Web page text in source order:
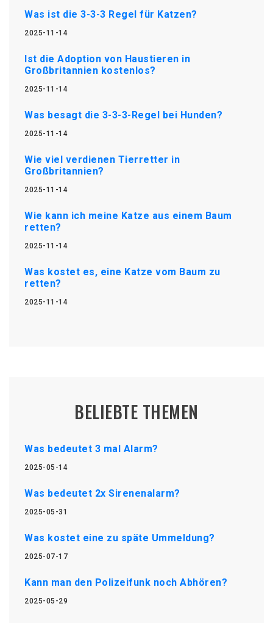
Was ist die 3-3-3 Regel für Katzen?
2025-11-14
Ist die Adoption von Haustieren in
Großbritannien kostenlos?
2025-11-14
Was besagt die 3-3-3-Regel bei Hunden?
2025-11-14
Wie viel verdienen Tierretter in
Großbritannien?
2025-11-14
Wie kann ich meine Katze aus einem Baum
retten?
2025-11-14
Was kostet es, eine Katze vom Baum zu
retten?
2025-11-14
BELIEBTE THEMEN
Was bedeutet 3 mal Alarm?
2025-05-14
Was bedeutet 2x Sirenenalarm?
2025-05-31
Was kostet eine zu späte Ummeldung?
2025-07-17
Kann man den Polizeifunk noch Abhören?
2025-05-29